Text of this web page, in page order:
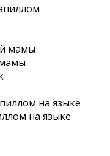
на языке